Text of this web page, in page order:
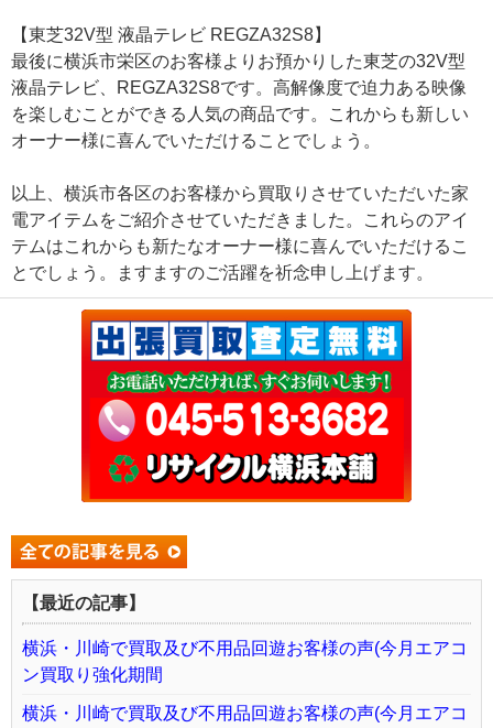
【東芝32V型 液晶テレビ REGZA32S8】
最後に横浜市栄区のお客様よりお預かりした東芝の32V型
液晶テレビ、REGZA32S8です。高解像度で迫力ある映像
を楽しむことができる人気の商品です。これからも新しい
オーナー様に喜んでいただけることでしょう。
以上、横浜市各区のお客様から買取りさせていただいた家
電アイテムをご紹介させていただきました。これらのアイ
テムはこれからも新たなオーナー様に喜んでいただけるこ
とでしょう。ますますのご活躍を祈念申し上げます。
【最近の記事】
横浜・川崎で買取及び不用品回遊お客様の声(今月エアコ
ン買取り強化期間
横浜・川崎で買取及び不用品回遊お客様の声(今月エアコ